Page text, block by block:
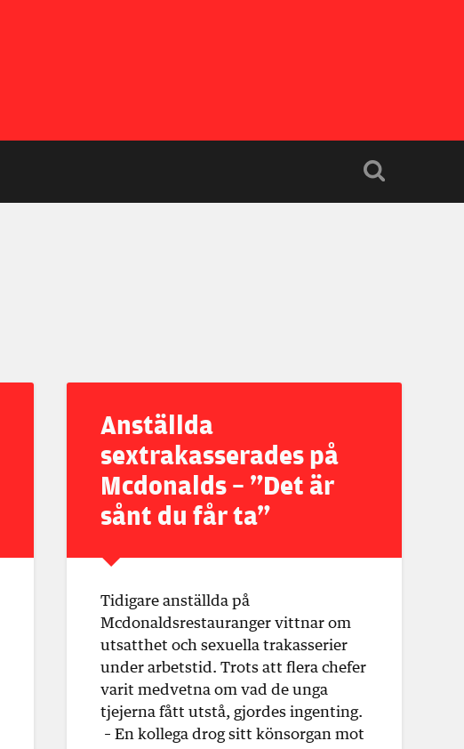
Anställda
sextrakasserades på
Mcdonalds – ”Det är
sånt du får ta”
Tidigare anställda på
Mcdonaldsrestauranger vittnar om
utsatthet och sexuella trakasserier
under arbetstid. Trots att flera chefer
varit medvetna om vad de unga
tjejerna fått utstå, gjordes ingenting.
– En kollega drog sitt könsorgan mot